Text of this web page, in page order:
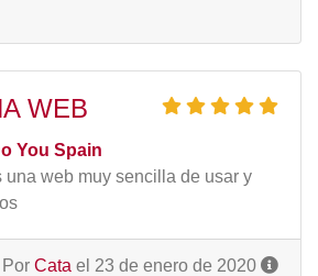
WEB
You Spain
una web muy sencilla de usar y
Por Cata el 23 de enero de 2020